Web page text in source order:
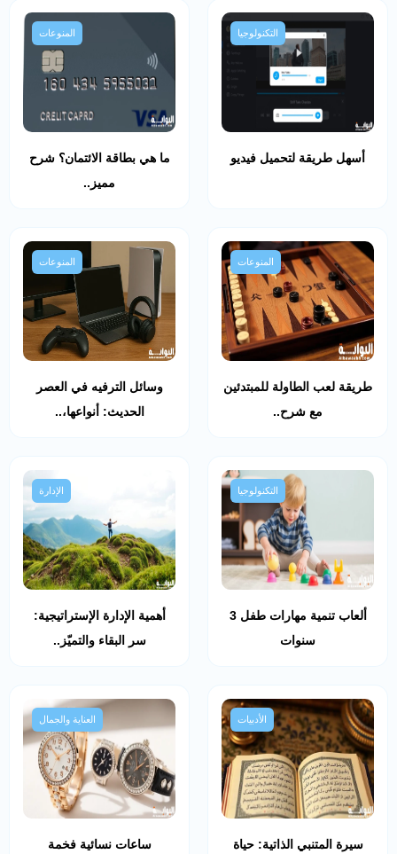
التكنولوجيا
أسهل طريقة لتحميل فيديو
المنوعات
ما هي بطاقة الائتمان؟ شرح
مميز..
المنوعات
طريقة لعب الطاولة للمبتدئين
مع شرح..
المنوعات
وسائل الترفيه في العصر
الحديث: أنواعها،..
التكنولوجيا
ألعاب تنمية مهارات طفل 3
سنوات
الإدارة
أهمية الإدارة الإستراتيجية:
سر البقاء والتميّز..
الأدبيات
سيرة المتنبي الذاتية: حياة
العناية والجمال
ساعات نسائية فخمة